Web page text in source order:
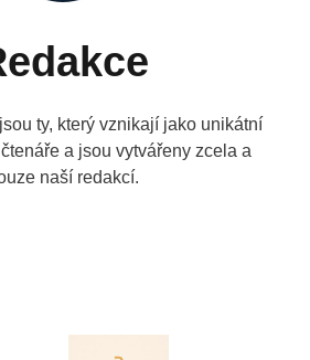
ty, který vznikají jako unikátní
a jsou vytvářeny zcela a
naší redakcí.